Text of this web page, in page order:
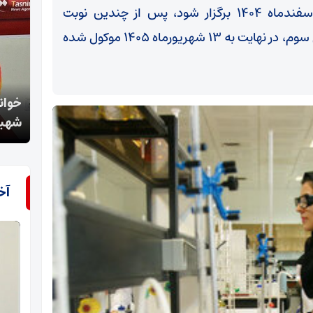
آزمون پایان دوره داروسازی که قرار بود ۱۴ اسفندماه ۱۴۰۴ برگزار شود، پس از چندین نوبت
جابه‌جایی به دلیل شرایط ناشی از جنگ تحمیلی سوم، در نهایت به ۱۳ شهریورماه ۱۴۰۵ موکول شده
خوانش عاشورایی آیت‌الله معلمی از تشییع رهبر
شهید؛ بازتولید قدرت ایران
در